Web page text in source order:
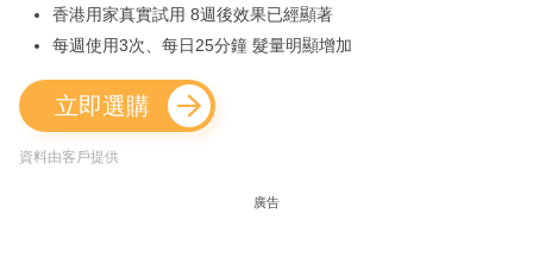
香港用家真實試用 8週後效果已經顯著
每週使用3次、每日25分鐘 髮量明顯增加
立即選購
資料由客戶提供
廣告